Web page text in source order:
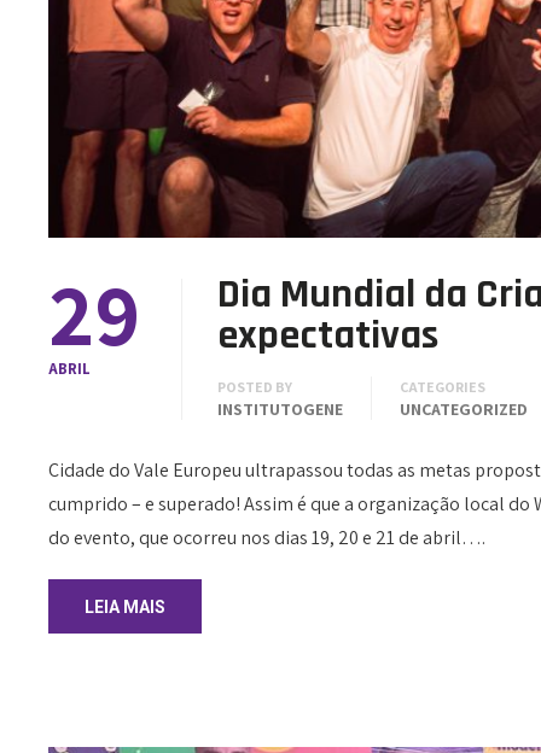
29
ABRIL
Dia Mundial da
expectativas
POSTED BY
INSTITUTOGENE
CATEGORIES
UNCATEGORIZED
Cidade do Vale Europeu ultrapassou todas as metas
cumprido – e superado! Assim é que a organização local
do evento, que ocorreu nos dias 19, 20 e 21 de abril….
LEIA MAIS